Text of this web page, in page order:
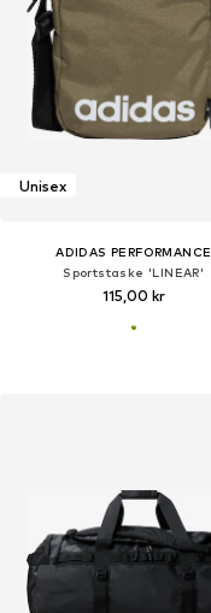
Unisex
ADIDAS PERFORMANCE
Sportstaske 'LINEAR'
115,00 kr